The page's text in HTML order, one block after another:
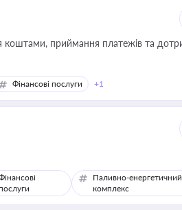
Фінансові послуги +1
Паливно-енергетичний
комплекс